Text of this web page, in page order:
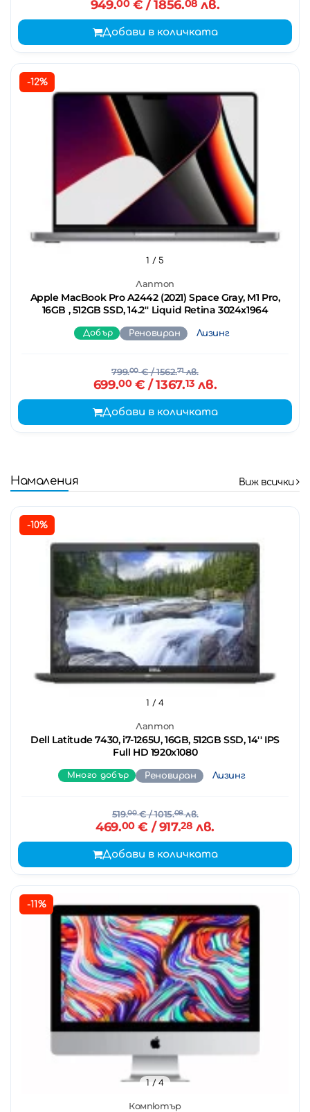
949.00€ / 1856.08 лв.
Добави в количката
-12%
Лаптоп
Apple MacBook Pro A2442 (2021) Space Gray, M1 Pro,
16GB , 512GB SSD, 14.2'' Liquid Retina 3024x1964
1 / 5
Добър Реновиран Лизинг
799.00€/ 1562.71лв.
699.00€ / 1367.13 лв.
Добави в количката
Намаления Виж всички
-10%
Лаптоп
Dell Latitude 7430, i7-1265U, 16GB, 512GB SSD, 14'' IPS
Full HD 1920x1080
1 / 4
Много добър Реновиран Лизинг
519.00€/ 1015.08лв.
469.00€ / 917.28 лв.
Добави в количката
-11%
Компютър
1 / 4